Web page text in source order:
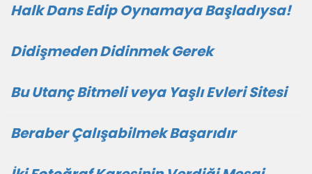
Halk Dans Edip Oynamaya Başladıysa!
Didişmeden Didinmek Gerek
Bu Utanç Bitmeli veya Yaşlı Evleri Sitesi
Beraber Çalışabilmek Başarıdır